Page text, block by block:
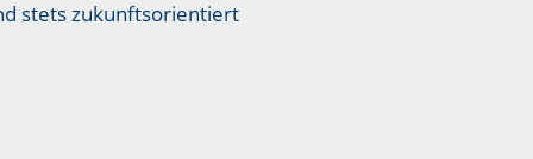
stets zukunftsorientiert